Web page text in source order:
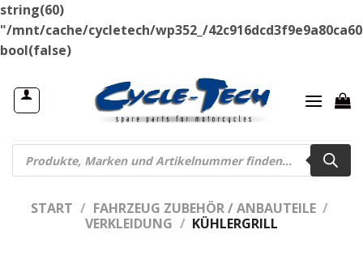
string(60)
"/mnt/cache/cycletech/wp352_/
bool(false)Zum
springen
Products
search
START / FAHRZEUG ZUBEHÖR / ANBAUTEILE /
VERKLEIDUNG / KÜHLERGRILL